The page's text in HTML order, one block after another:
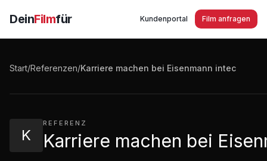
DeinFilmfür Kundenportal Film anfragen
Start/Referenzen/Karriere machen bei Eisenmann intec
K
REFERENZ
Karriere machen bei
Automobilindustrie in Erftstadt